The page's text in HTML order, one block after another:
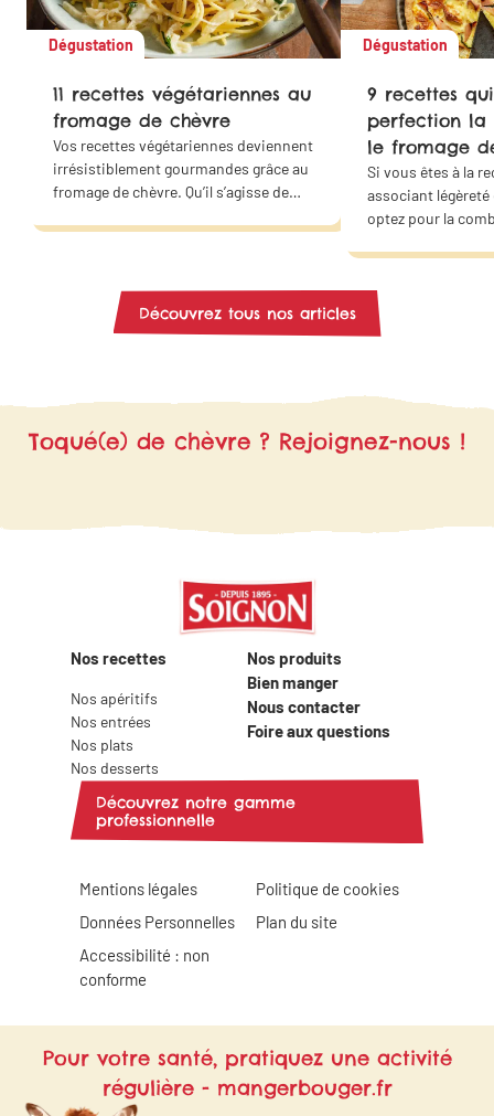
Dégustation
11 recettes végétariennes au
fromage de chèvre
Vos recettes végétariennes deviennent
irrésistiblement gourmandes grâce au
fromage de chèvre. Qu’il s’agisse de
monsieur, de salades ou de wraps…
de ce fromage la star de vos plats
végétariens ! Grâce à nos idées
Dégustation
9 recettes
perfection la
le fromage
Si vous êtes à la
associant
optez pour la
chèvre. Offrez un
douceur à votre
même !
Découvrez tous nos articles
Toqué(e) de chèvre ? Rejoignez-nous !
Nos recettes
Nos apéritifs
Nos entrées
Nos plats
Nos desserts
Nos produits
Bien manger
Nous contacter
Foire aux questions
Découvrez notre gamme
professionnelle
Mentions légales
Politique de cookies
Données Personnelles
Plan du site
Accessibilité : non
conforme
Pour votre santé, pratiquez une activité
régulière - mangerbouger.fr